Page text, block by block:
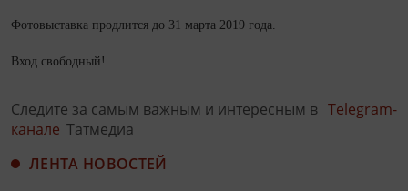
Фотовыставка продлится до 31 марта 2019 года.
Вход свободный!
Следите за самым важным и интересным в Telegram-
канале Татмедиа
ЛЕНТА НОВОСТЕЙ